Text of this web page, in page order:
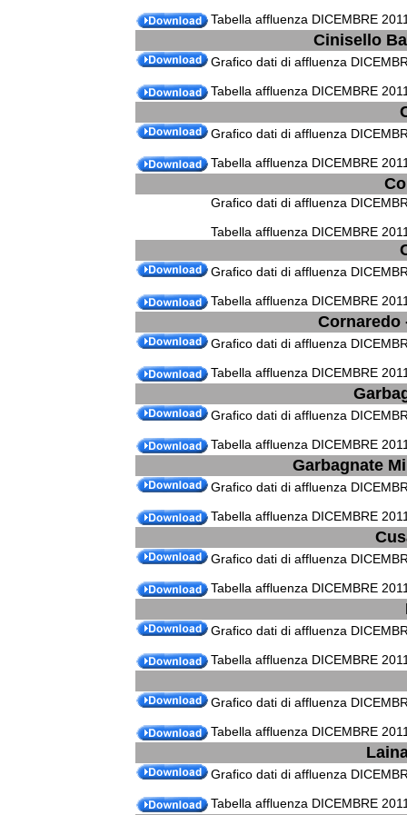
Tabella affluenza DICEMBRE
Cinisello
Grafico dati di affluenza
Tabella affluenza DICEMBRE
Grafico dati di affluenza
Tabella affluenza DICEMBRE
Grafico dati di affluenza
Tabella affluenza DICEMBRE
Grafico dati di affluenza
Tabella affluenza DICEMBRE
Cornaredo
Grafico dati di affluenza
Tabella affluenza DICEMBRE
Grafico dati di affluenza
Tabella affluenza DICEMBRE
Garbagnate
Grafico dati di affluenza
Tabella affluenza DICEMBRE
Grafico dati di affluenza
Tabella affluenza DICEMBRE
Grafico dati di affluenza
Tabella affluenza DICEMBRE
Grafico dati di affluenza
Tabella affluenza DICEMBRE
Grafico dati di affluenza
Tabella affluenza DICEMBRE